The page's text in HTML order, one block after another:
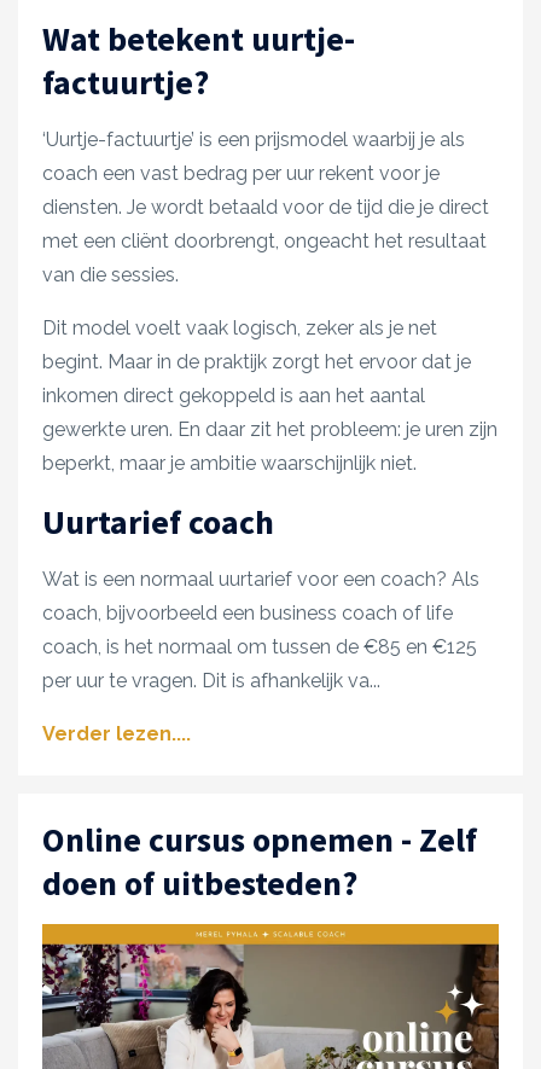
Wat betekent uurtje-
factuurtje?
‘Uurtje-factuurtje’ is een prijsmodel waarbij je als
coach een vast bedrag per uur rekent voor je
diensten. Je wordt betaald voor de tijd die je direct
met een cliënt doorbrengt, ongeacht het resultaat
van die sessies.
Dit model voelt vaak logisch, zeker als je net
begint. Maar in de praktijk zorgt het ervoor dat je
inkomen direct gekoppeld is aan het aantal
gewerkte uren. En daar zit het probleem: je uren zijn
beperkt, maar je ambitie waarschijnlijk niet.
Uurtarief coach
Wat is een normaal uurtarief voor een coach? Als
coach, bijvoorbeeld een business coach of life
coach, is het normaal om tussen de €85 en €125
per uur te vragen. Dit is afhankelijk va...
Verder lezen....
Online cursus opnemen - Zelf
doen of uitbesteden?